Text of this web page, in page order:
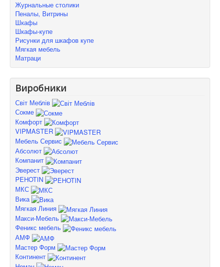
Журнальные столики
Пеналы, Витрины
Шкафы
Шкафы-купе
Рисунки для шкафов купе
Мягкая мебель
Матраци
Виробники
Світ Меблів
Сокме
Комфорт
VIPMASTER
Мебель Сервис
Абсолют
Компанит
Эверест
PEHOTIN
МКС
Вика
Мягкая Линия
Макси-Мебель
Феникс мебель
АМФ
Мастер Форм
Континент